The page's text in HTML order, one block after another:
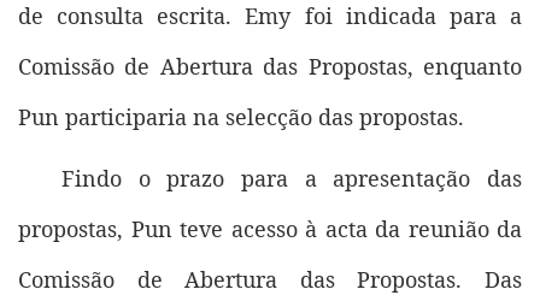
de consulta escrita. Emy foi indicada para a
Comissão de Abertura das Propostas, enquanto
Pun participaria na selecção das propostas.
Findo o prazo para a apresentação das
propostas, Pun teve acesso à acta da reunião da
Comissão de Abertura das Propostas. Das